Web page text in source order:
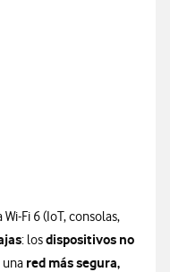
Fi 6 (IoT, consolas,
: losdispositivos no
una red más segura,